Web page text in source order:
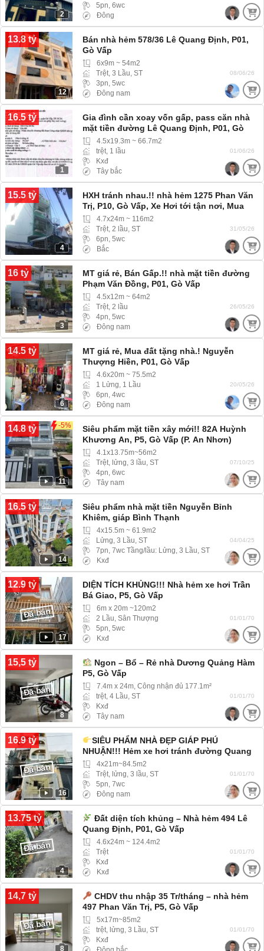
2
5pn, 6wc
Đông
13.8 tỷ
12
Bán nhà hẻm 578/36 Lê Quang Định, P01,
Gò Vấp
6x9m ~ 54m2
Trệt, 3 Lầu, ST
3pn, 5wc
Đông nam
08/06/26
16.5 tỷ
1
Gia đình cần xoay vốn gấp, pass căn nhà
mặt tiền đường Lê Quang Định, P01, Gò
Vấp4.5x19.3m ~ 66.7m2
trệt, 1 lầu
Kxđ
Tây bắc
01/06/26
15.5 tỷ
4
HXH tránh nhau.!! nhà hẻm 1275 Phan Văn
Trị, P10, Gò Vấp, Xe Hơi tới tận nơi, Mua
nhà thật, an tâm thật
4.7x24m ~ 116m2
Trệt, 2 lầu, ST
6pn, 5wc
Bắc
31/05/26
16 tỷ
3
MT giá rẻ, Bán Gấp.!! nhà mặt tiền đường
Phạm Văn Đồng, P01, Gò Vấp
4.5x12m ~ 64m2
Trệt, 2 lầu
4pn, 5wc
Đông nam
26/05/26
14.5 tỷ
6
MT giá rẻ, Mua đất tặng nhà.! Nguyễn
Thượng Hiền, P01, Gò Vấp
4.6x20m ~ 75.5m2
1 Lửng, 1 Lầu
6pn, 4wc
Đông nam
20/05/26
14.8 tỷ -5%
11
Siêu phẩm mặt tiền xây mới!! 82A Huỳnh
Khương An, P5, Gò Vấp (P. An Nhơn)
4.1x13.75m~56m2
Trệt, lửng, 3 lầu, ST
4pn, 6wc
Tây nam
07/10/25
16.5 tỷ
14
Siêu phẩm nhà mặt tiền Nguyễn Bỉnh
Khiêm, giáp Bình Thạnh
4x15.5m ~ 61.9m2
Lửng, 3 Lầu, ST
7pn, 7wc Tầng/lầu: Lửng, 3 Lầu, ST
Kxđ
04/04/25
12.9 tỷ
17
Đã bán
DIỆN TÍCH KHỦNG!!! Nhà hẻm xe hơi Trần
Bá Giao, P5, Gò Vấp
6m x 20m ~120m2
2 Lầu, Sân Thượng
5pn, 5wc
Kxđ
01/01/70
15,5 tỷ
8
Đã bán
Ngon – Bổ – Rẻ nhà Dương Quảng Hàm
P5, Gò Vấp
7.4m x 24m, Công nhận đủ 177.1m²
trệt, 4 Lầu, ST
Kxđ
Tây nam
01/01/70
16.9 tỷ
16
Đã bán
SIÊU PHẨM NHÀ ĐẸP GIÁP PHÚ
NHUẬN!!! Hẻm xe hơi tránh đường Quang
Trung, P10, Gò Vấp (Phường Gò Vấp)
4x21m~84.5m2
Trệt, lửng, 3 lầu, ST
5pn, 7wc
Đông nam
01/01/70
13.75 tỷ
4
Đã bán
Đất diện tích khủng – Nhà hẻm 494 Lê
Quang Định, P01, Gò Vấp
4.6x24m ~ 124.4m2
Trệt
Kxđ
Kxđ
01/01/70
14,7 tỷ
8
Đã bán
CHDV thu nhập 35 Tr/tháng – nhà hẻm
497 Phan Văn Trị, P5, Gò Vấp
5x17m~85m2
trệt, lửng, 3 Lầu, ST
Kxđ
01/01/70